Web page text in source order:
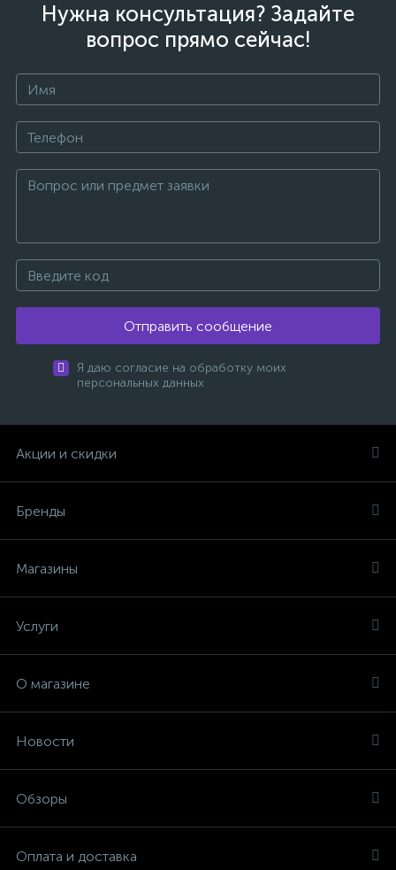
Нужна консультация? Задайте
вопрос прямо сейчас!
Отправить сообщение
Я даю согласие на обработку моих
персональных данных
Акции и скидки
Бренды
Магазины
Услуги
О магазине
Новости
Обзоры
Оплата и доставка